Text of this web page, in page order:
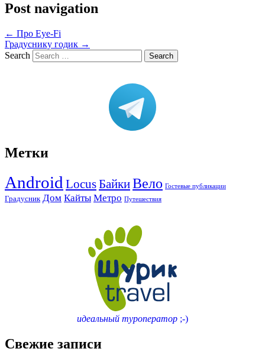
Post navigation
← Про Eye-Fi
Градуснику годик →
Search
Метки
Android LocusБайкиВело Гостевые публикации
Градусник Дом Кайты Метро Путешествия
идеальный туроператор ;-)
Свежие записи